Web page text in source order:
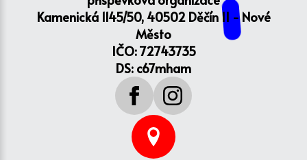
Kamenická 1145/50, 40502 Děčín II - Nové
Město
IČO: 72743735
DS: c67mham